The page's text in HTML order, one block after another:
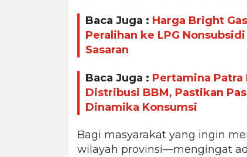
Baca Juga : Harga Bright
Peralihan ke LPG
Sasaran
Baca Juga : Pertamina Patra
Distribusi BBM, Pastikan
Dinamika Konsumsi
Bagi masyarakat yang ingin
wilayah provinsi—mengingat